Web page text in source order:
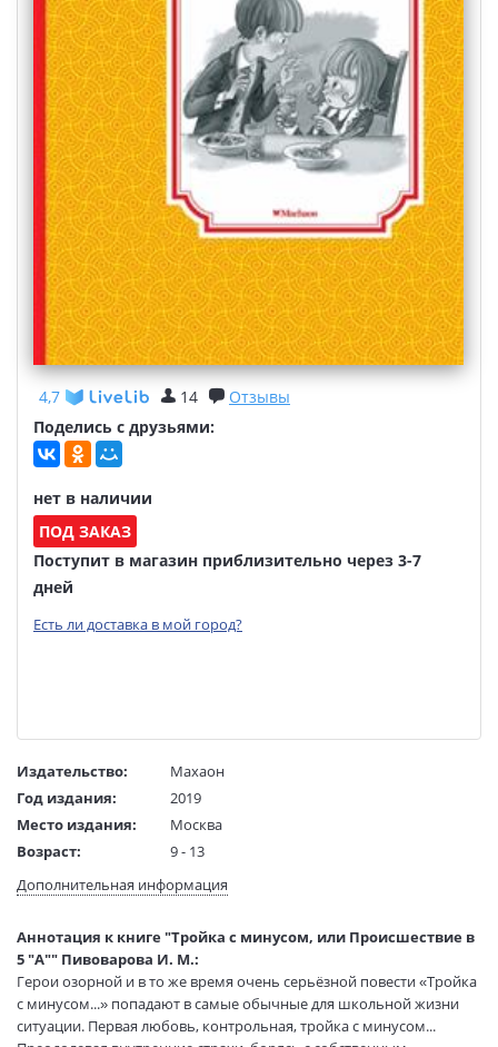
4,7 14
Отзывы
Поделись с друзьями:
нет в наличии
ПОД ЗАКАЗ
Поступит в магазин приблизительно через 3-7
дней
Есть ли доставка в мой город?
Издательство:
Махаон
Год издания:
2019
Место издания:
Москва
Возраст:
9 - 13
Язык текста:
русский
Иллюстраторы:
Кукушкин Александр
Формат:
60х90 1/16
Размеры в мм
(ДхШхВ):
215x145x17
Вес:
260 гр.
Дополнительная информация
Аннотация к книге "Тройка с минусом, или Происшествие в
5 "А"" Пивоварова И. М.:
Герои озорной и в то же время очень серьёзной повести «Тройка
с минусом...» попадают в самые обычные для школьной жизни
ситуации. Первая любовь, контрольная, тройка с минусом...